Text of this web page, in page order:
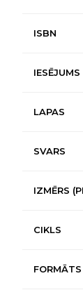
ISBN
IESĒJUMS
LAPAS
SVARS
IZMĒRS
CIKLS
FORMĀTS